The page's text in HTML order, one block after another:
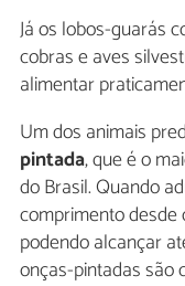
Já os lobos-guarás
cobras e aves
alimentar
Um dos animais
pintada, que é o
do Brasil. Quando
comprimento desde
podendo alcançar
onças-pintadas são